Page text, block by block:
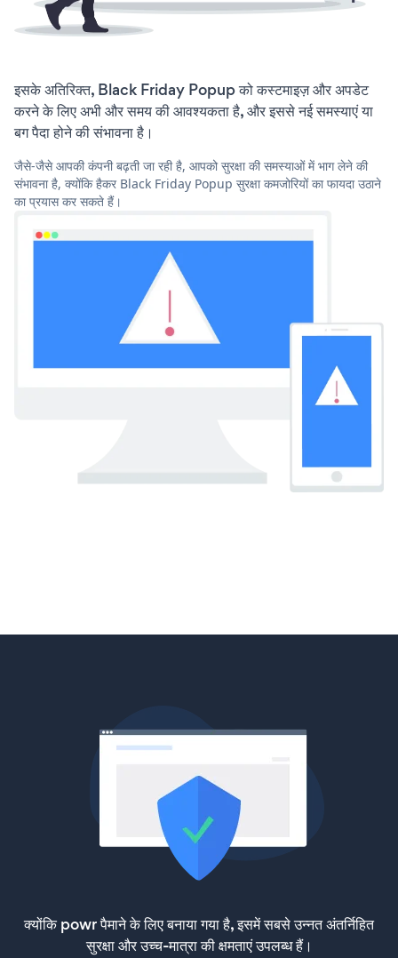
इसके अतिरिक्त, Black Friday Popup को कस्टमाइज़ और अपडेट
करने के लिए अभी और समय की आवश्यकता है, और इससे नई समस्याएं या
बग पैदा होने की संभावना है।
जैसे-जैसे आपकी कंपनी बढ़ती जा रही है, आपको सुरक्षा की समस्याओं में भाग लेने की
संभावना है, क्योंकि हैकर Black Friday Popup सुरक्षा कमजोरियों का फायदा उठाने
का प्रयास कर सकते हैं।
क्योंकि powr पैमाने के लिए बनाया गया है, इसमें सबसे उन्नत अंतर्निहित
सुरक्षा और उच्च-मात्रा की क्षमताएं उपलब्ध हैं।